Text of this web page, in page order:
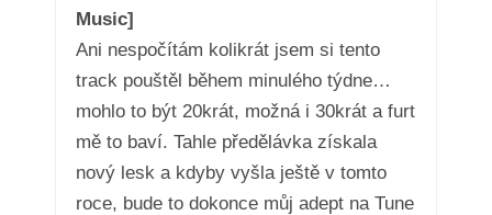
Music]
Ani nespočítám kolikrát jsem si tento
track pouštěl během minulého týdne…
mohlo to být 20krát, možná i 30krát a furt
mě to baví. Tahle předělávka získala
nový lesk a kdyby vyšla ještě v tomto
roce, bude to dokonce můj adept na Tune